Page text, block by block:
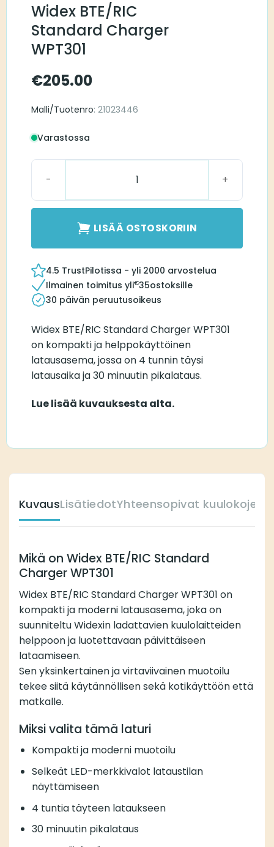
Widex BTE/RIC
Standard Charger
WPT301
€205.00
Malli/Tuotenro: 21023446
Varastossa
Widex BTE/RIC Standard Charger WPT301 määrä
LISÄÄ OSTOSKORIIN
4.5 TrustPilotissa - yli 2000 arvostelua
Ilmainen toimitus yli€35ostoksille
30 päivän peruutusoikeus
Widex BTE/RIC Standard Charger WPT301
on kompakti ja helppokäyttöinen
latausasema, jossa on 4 tunnin täysi
latausaika ja 30 minuutin pikalataus.
Lue lisää kuvauksesta alta.
KuvausLisätiedotYhteensopivat kuulokojeet
Mikä on Widex BTE/RIC Standard
Charger WPT301
Widex BTE/RIC Standard Charger WPT301 on
kompakti ja moderni latausasema, joka on
suunniteltu Widexin ladattavien kuulolaitteiden
helppoon ja luotettavaan päivittäiseen
lataamiseen.
Sen yksinkertainen ja virtaviivainen muotoilu
tekee siitä käytännöllisen sekä kotikäyttöön että
matkalle.
Miksi valita tämä laturi
Kompakti ja moderni muotoilu
Selkeät LED-merkkivalot lataustilan
näyttämiseen
4 tuntia täyteen lataukseen
30 minuutin pikalataus